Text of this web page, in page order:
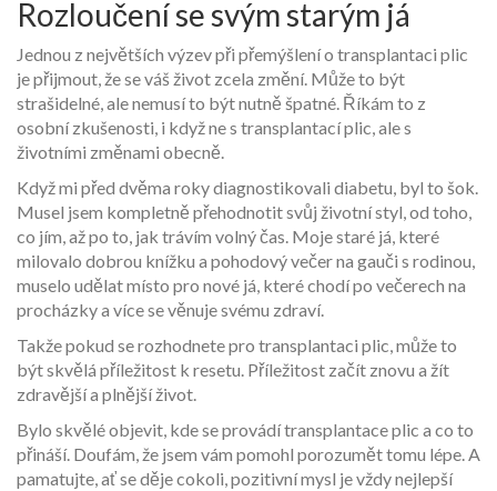
Rozloučení se svým starým já
Jednou z největších výzev při přemýšlení o transplantaci plic
je přijmout, že se váš život zcela změní. Může to být
strašidelné, ale nemusí to být nutně špatné. Říkám to z
osobní zkušenosti, i když ne s transplantací plic, ale s
životními změnami obecně.
Když mi před dvěma roky diagnostikovali diabetu, byl to šok.
Musel jsem kompletně přehodnotit svůj životní styl, od toho,
co jím, až po to, jak trávím volný čas. Moje staré já, které
milovalo dobrou knížku a pohodový večer na gauči s rodinou,
muselo udělat místo pro nové já, které chodí po večerech na
procházky a více se věnuje svému zdraví.
Takže pokud se rozhodnete pro transplantaci plic, může to
být skvělá příležitost k resetu. Příležitost začít znovu a žít
zdravější a plnější život.
Bylo skvělé objevit, kde se provádí transplantace plic a co to
přináší. Doufám, že jsem vám pomohl porozumět tomu lépe. A
pamatujte, ať se děje cokoli, pozitivní mysl je vždy nejlepší